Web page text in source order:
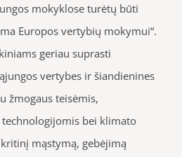
mokyklose turėtų būti
Europos vertybių mokymui“.
geriau suprasti
vertybes ir šiandienines
žmogaus teisėmis,
bei klimato
mąstymą, gebėjimą